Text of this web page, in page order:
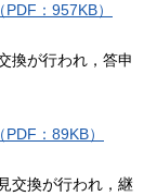
：957KB）
換が行われ，答申
：89KB）
交換が行われ，継